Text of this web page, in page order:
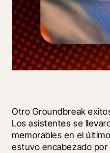
Otro Groundbreak
Los asistentes se
memorables en el
estuvo encabezado por